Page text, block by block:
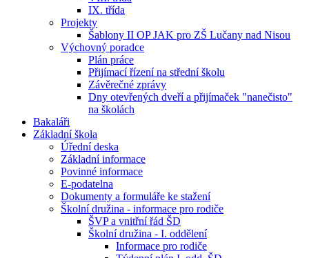
IX. třída
Projekty
Šablony II OP JAK pro ZŠ Lučany nad Nisou
Výchovný poradce
Plán práce
Přijímací řízení na střední školu
Závěrečné zprávy
Dny otevřených dveří a přijímaček "nanečisto"
na školách
Bakaláři
Základní škola
Úřední deska
Základní informace
Povinné informace
E-podatelna
Dokumenty a formuláře ke stažení
Školní družina - informace pro rodiče
ŠVP a vnitřní řád ŠD
Školní družina - I. oddělení
Informace pro rodiče